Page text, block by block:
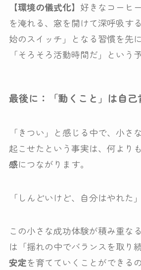
【環境の儀式化】 好きなコーヒ
を淹れる、窓を開けて深呼吸す
始のスイッチ」となる習慣を先
「そろそろ活動時間だ」という
最後に：「動くこと」は自己
「きつい」と感じる中で、小さ
起こせたという事実は、何より
感につながります。
「しんどいけど、自分はやれた」
この小さな成功体験が積み重な
は「揺れの中でバランスを取り
安定を育てていくことができるの